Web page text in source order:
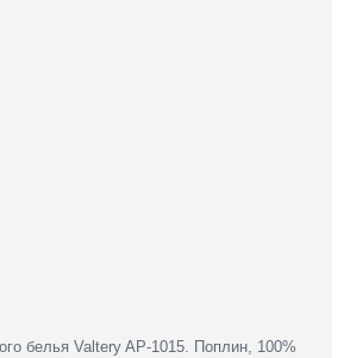
белья Valtery AP-1015. Поплин, 100%